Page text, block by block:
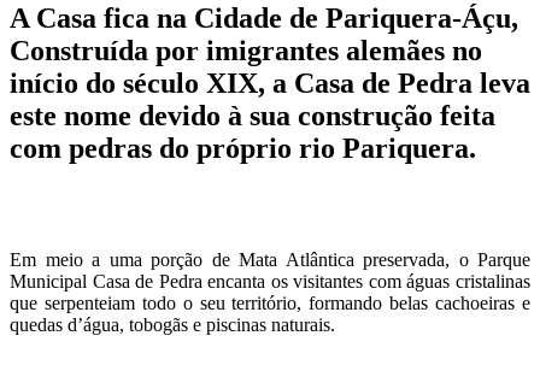
A Casa fica na Cidade de Pariquera-Áçu,
Construída por imigrantes alemães no
início do século XIX, a Casa de Pedra leva
este nome devido à sua construção feita
com pedras do próprio rio Pariquera.
Em meio a uma porção de Mata Atlântica preservada, o Parque
Municipal Casa de Pedra encanta os visitantes com águas cristalinas
que serpenteiam todo o seu território, formando belas cachoeiras e
quedas d’água, tobogãs e piscinas naturais.